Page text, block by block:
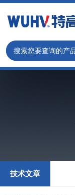
技术文章